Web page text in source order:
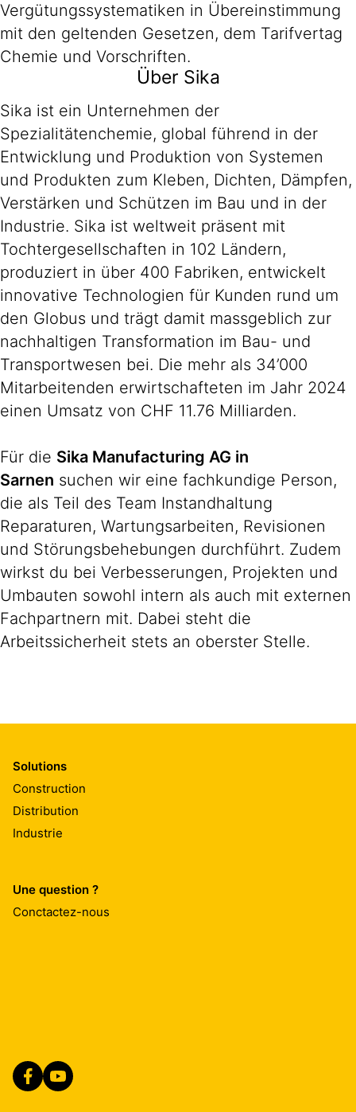
Vergütungssystematiken in Übereinstimmung
mit den geltenden Gesetzen, dem Tarifvertag
Chemie und Vorschriften.
Über Sika
Sika ist ein Unternehmen der
Spezialitätenchemie, global führend in der
Entwicklung und Produktion von Systemen
und Produkten zum Kleben, Dichten, Dämpfen,
Verstärken und Schützen im Bau und in der
Industrie. Sika ist weltweit präsent mit
Tochtergesellschaften in 102 Ländern,
produziert in über 400 Fabriken, entwickelt
innovative Technologien für Kunden rund um
den Globus und trägt damit massgeblich zur
nachhaltigen Transformation im Bau- und
Transportwesen bei. Die mehr als 34’000
Mitarbeitenden erwirtschafteten im Jahr 2024
einen Umsatz von CHF 11.76 Milliarden.
Für die Sika Manufacturing AG in
Sarnen suchen wir eine fachkundige Person,
die als Teil des Team Instandhaltung
Reparaturen, Wartungsarbeiten, Revisionen
und Störungsbehebungen durchführt. Zudem
wirkst du bei Verbesserungen, Projekten und
Umbauten sowohl intern als auch mit externen
Fachpartnern mit. Dabei steht die
Arbeitssicherheit stets an oberster Stelle.
Solutions
Construction
Distribution
Industrie
Une question ?
Conctactez-nous